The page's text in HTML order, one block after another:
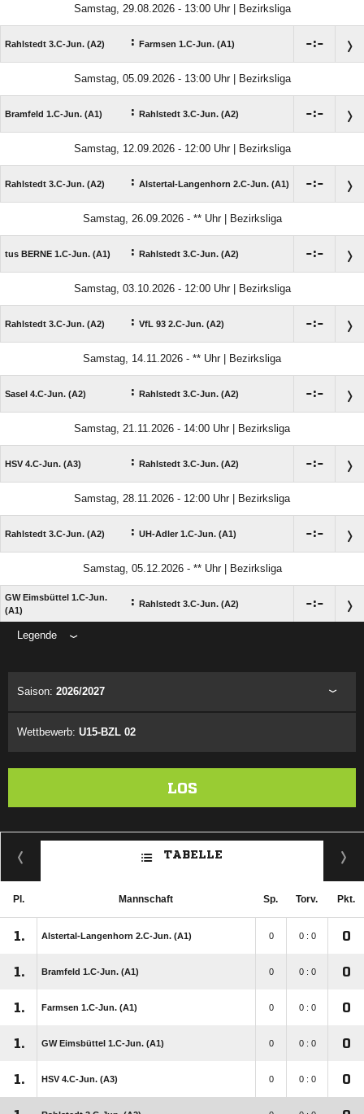
Samstag, 29.08.2026 - 13:00 Uhr | Bezirksliga
Rahlstedt 3.C-Jun. (A2) : Farmsen 1.C-Jun. (A1) :
Samstag, 05.09.2026 - 13:00 Uhr | Bezirksliga
Bramfeld 1.C-Jun. (A1) : Rahlstedt 3.C-Jun. (A2) :
Samstag, 12.09.2026 - 12:00 Uhr | Bezirksliga
Rahlstedt 3.C-Jun. (A2) : Alstertal-Langenhorn 2.C-Jun. (A1) :
Samstag, 26.09.2026 - ** Uhr | Bezirksliga
tus BERNE 1.C-Jun. (A1) : Rahlstedt 3.C-Jun. (A2) :
Samstag, 03.10.2026 - 12:00 Uhr | Bezirksliga
Rahlstedt 3.C-Jun. (A2) : VfL 93 2.C-Jun. (A2) :
Samstag, 14.11.2026 - ** Uhr | Bezirksliga
Sasel 4.C-Jun. (A2) : Rahlstedt 3.C-Jun. (A2) :
Samstag, 21.11.2026 - 14:00 Uhr | Bezirksliga
HSV 4.C-Jun. (A3) : Rahlstedt 3.C-Jun. (A2) :
Samstag, 28.11.2026 - 12:00 Uhr | Bezirksliga
Rahlstedt 3.C-Jun. (A2) : UH-Adler 1.C-Jun. (A1) :
Samstag, 05.12.2026 - ** Uhr | Bezirksliga
GW Eimsbüttel 1.C-Jun.
(A1)
: Rahlstedt 3.C-Jun. (A2) :
Legende
Saison: 2026/2027
Wettbewerb: U15-BZL 02
LOS
TABELLE
Pl. Mannschaft Sp. Torv. Pkt.
1. Alstertal-Langenhorn 2.C-Jun. (A1) 0 0 : 0 0
1. Bramfeld 1.C-Jun. (A1) 0 0 : 0 0
1. Farmsen 1.C-Jun. (A1) 0 0 : 0 0
1. GW Eimsbüttel 1.C-Jun. (A1) 0 0 : 0 0
1. HSV 4.C-Jun. (A3) 0 0 : 0 0